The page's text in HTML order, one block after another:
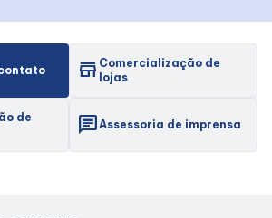
store Comercialização de
lojas
de
chatAssessoria de imprensa